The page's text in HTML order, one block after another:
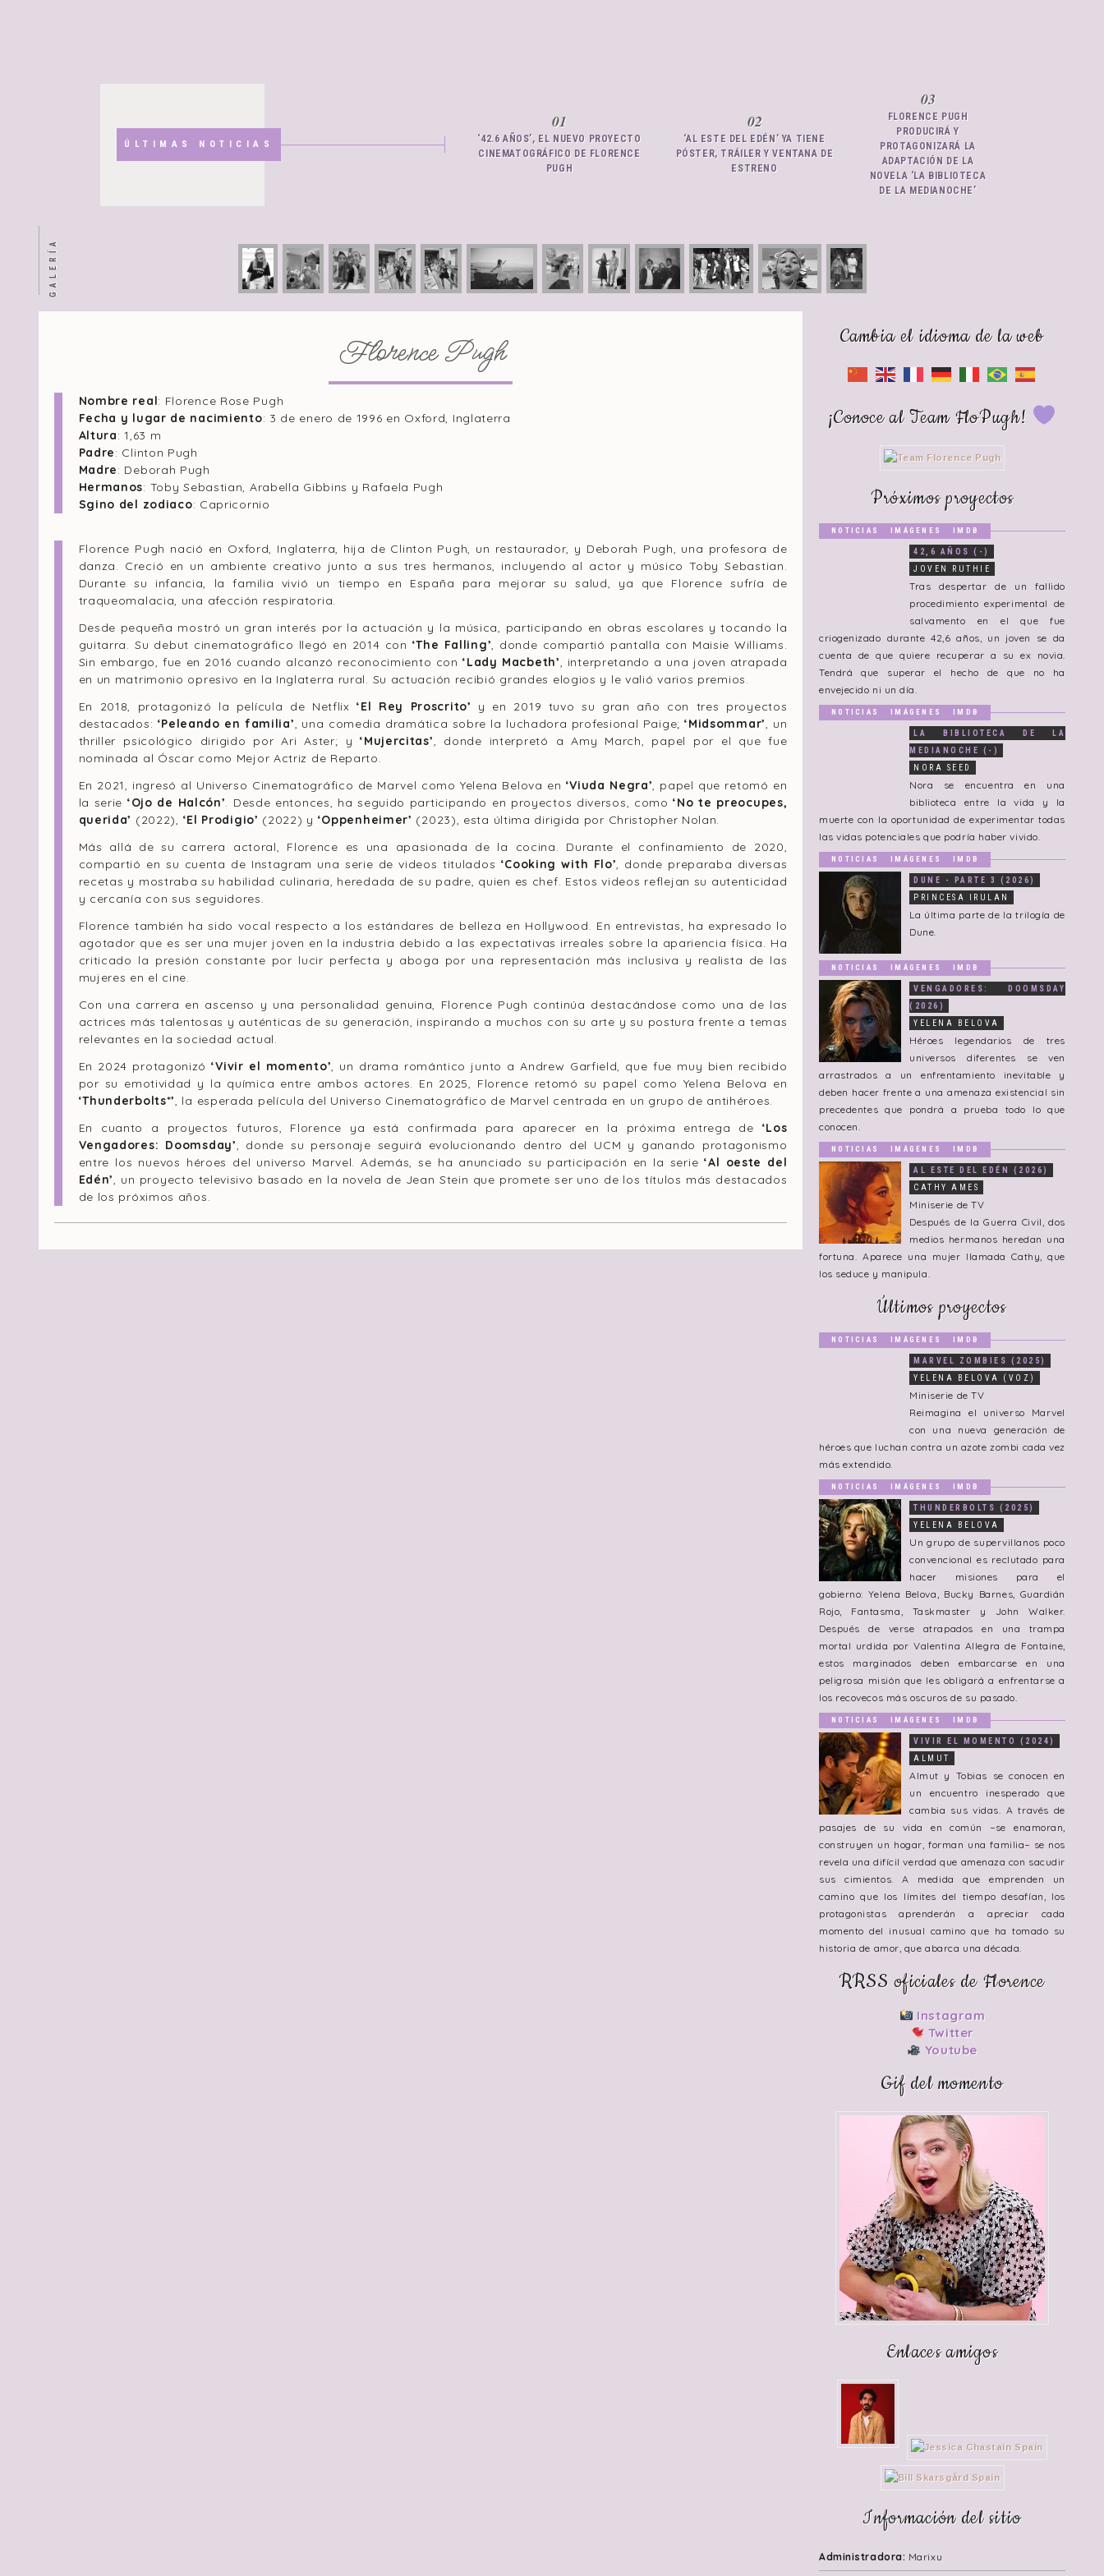
ÚLTIMAS NOTICIAS
‘42.6 AÑOS’, EL NUEVO PROYECTO
CINEMATOGRÁFICO DE FLORENCE
PUGH
‘AL ESTE DEL EDÉN’ YA TIENE
PÓSTER, TRÁILER Y VENTANA DE
ESTRENO
FLORENCE PUGH
PRODUCIRÁ Y
PROTAGONIZARÁ LA
ADAPTACIÓN DE LA
NOVELA ‘LA BIBLIOTECA
DE LA MEDIANOCHE’
GALERÍA
Florence Pugh
Nombre real: Florence Rose Pugh
Fecha y lugar de nacimiento: 3 de enero de 1996 en Oxford, Inglaterra
Altura: 1,63 m
Padre: Clinton Pugh
Madre: Deborah Pugh
Hermanos: Toby Sebastian, Arabella Gibbins y Rafaela Pugh
Sgino del zodiaco: Capricornio
Florence Pugh nació en Oxford, Inglaterra, hija de Clinton Pugh, un restaurador, y Deborah Pugh, una profesora de
danza. Creció en un ambiente creativo junto a sus tres hermanos, incluyendo al actor y músico Toby Sebastian.
Durante su infancia, la familia vivió un tiempo en España para mejorar su salud, ya que Florence sufría de
traqueomalacia, una afección respiratoria.
Desde pequeña mostró un gran interés por la actuación y la música, participando en obras escolares y tocando la
guitarra. Su debut cinematográfico llegó en 2014 con ‘The Falling’, donde compartió pantalla con Maisie Williams.
Sin embargo, fue en 2016 cuando alcanzó reconocimiento con‘Lady Macbeth’, interpretando a una joven atrapada
en un matrimonio opresivo en la Inglaterra rural. Su actuación recibió grandes elogios y le valió varios premios.
En 2018, protagonizó la película de Netflix‘El Rey Proscrito’ y en 2019 tuvo su gran año con tres proyectos
destacados: ‘Peleando en familia’, una comedia dramática sobre la luchadora profesional Paige;‘Midsommar’, un
thriller psicológico dirigido por Ari Aster; y‘Mujercitas’, donde interpretó a Amy March, papel por el que fue
nominada al Óscar como Mejor Actriz de Reparto.
En 2021, ingresó al Universo Cinematográfico de Marvel como Yelena Belova en ‘Viuda Negra’, papel que retomó en
la serie ‘Ojo de Halcón’. Desde entonces, ha seguido participando en proyectos diversos, como‘No te preocupes,
querida’ (2022), ‘El Prodigio’ (2022) y ‘Oppenheimer’ (2023), esta última dirigida por Christopher Nolan.
Más allá de su carrera actoral, Florence es una apasionada de la cocina. Durante el confinamiento de 2020,
compartió en su cuenta de Instagram una serie de videos titulados ‘Cooking with Flo’, donde preparaba diversas
recetas y mostraba su habilidad culinaria, heredada de su padre, quien es chef. Estos videos reflejan su autenticidad
y cercanía con sus seguidores.
Florence también ha sido vocal respecto a los estándares de belleza en Hollywood. En entrevistas, ha expresado lo
agotador que es ser una mujer joven en la industria debido a las expectativas irreales sobre la apariencia física. Ha
criticado la presión constante por lucir perfecta y aboga por una representación más inclusiva y realista de las
mujeres en el cine.
Con una carrera en ascenso y una personalidad genuina, Florence Pugh continúa destacándose como una de las
actrices más talentosas y auténticas de su generación, inspirando a muchos con su arte y su postura frente a temas
relevantes en la sociedad actual.
En 2024 protagonizó‘Vivir el momento’, un drama romántico junto a Andrew Garfield, que fue muy bien recibido
por su emotividad y la química entre ambos actores. En 2025, Florence retomó su papel como Yelena Belova en
‘Thunderbolts*’, la esperada película del Universo Cinematográfico de Marvel centrada en un grupo de antihéroes.
En cuanto a proyectos futuros, Florence ya está confirmada para aparecer en la próxima entrega de ‘Los
Vengadores: Doomsday’, donde su personaje seguirá evolucionando dentro del UCM y ganando protagonismo
entre los nuevos héroes del universo Marvel. Además, se ha anunciado su participación en la serie‘Al oeste del
Edén’, un proyecto televisivo basado en la novela de Jean Stein que promete ser uno de los títulos más destacados
de los próximos años.
Cambia el idioma de la web
¡Conoce al Team FloPugh!
Próximos proyectos
NOTICIAS IMÁGENES IMDB
42,6 AÑOS (-)
JOVEN RUTHIE
Tras despertar de un fallido
procedimiento experimental de
salvamento en el que fue
criogenizado durante 42,6 años, un joven se da
cuenta de que quiere recuperar a su ex novia.
Tendrá que superar el hecho de que no ha
envejecido ni un día.
NOTICIAS IMÁGENES IMDB
LA BIBLIOTECA DE LA
MEDIANOCHE (-)
NORA SEED
Nora se encuentra en una
biblioteca entre la vida y la
muerte con la oportunidad de experimentar todas
las vidas potenciales que podría haber vivido.
NOTICIAS IMÁGENES IMDB
DUNE - PARTE 3 (2026)
PRINCESA IRULAN
La última parte de la trilogía de
Dune.
NOTICIAS IMÁGENES IMDB
VENGADORES: DOOMSDAY
(2026)
YELENA BELOVA
Héroes legendarios de tres
universos diferentes se ven
arrastrados a un enfrentamiento inevitable y
deben hacer frente a una amenaza existencial sin
precedentes que pondrá a prueba todo lo que
conocen.
NOTICIAS IMÁGENES IMDB
AL ESTE DEL EDÉN (2026)
CATHY AMES
Miniserie de TV
Después de la Guerra Civil, dos
medios hermanos heredan una
fortuna. Aparece una mujer llamada Cathy, que
los seduce y manipula.
Últimos proyectos
NOTICIAS IMÁGENES IMDB
MARVEL ZOMBIES (2025)
YELENA BELOVA (VOZ)
Miniserie de TV
Reimagina el universo Marvel
con una nueva generación de
héroes que luchan contra un azote zombi cada vez
más extendido.
NOTICIAS IMÁGENES IMDB
THUNDERBOLTS (2025)
YELENA BELOVA
Un grupo de supervillanos poco
convencional es reclutado para
hacer misiones para el
gobierno: Yelena Belova, Bucky Barnes, Guardián
Rojo, Fantasma, Taskmaster y John Walker.
Después de verse atrapados en una trampa
mortal urdida por Valentina Allegra de Fontaine,
estos marginados deben embarcarse en una
peligrosa misión que les obligará a enfrentarse a
los recovecos más oscuros de su pasado.
NOTICIAS IMÁGENES IMDB
VIVIR EL MOMENTO (2024)
ALMUT
Almut y Tobias se conocen en
un encuentro inesperado que
cambia sus vidas. A través de
pasajes de su vida en común −se enamoran,
construyen un hogar, forman una familia− se nos
revela una difícil verdad que amenaza con sacudir
sus cimientos. A medida que emprenden un
camino que los límites del tiempo desafían, los
protagonistas aprenderán a apreciar cada
momento del inusual camino que ha tomado su
historia de amor, que abarca una década.
RRSS oficiales de Florence
Instagram
Twitter
Youtube
Gif del momento
Enlaces amigos
Información del sitio
Administradora: Marixu